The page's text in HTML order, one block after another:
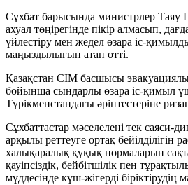
Сұхбат барысында министрлер Таяу
ахуал төңірегінде пікір алмасып,
үйлестіру мен жедел өзара іс-
маңыздылығын атап өтті.
Қазақстан СІМ басшысы
бойынша сындарлы өзара іс-қимыл
Түрікменстандағы әріптестеріне
Сұхбаттастар мәселелені тек саяси-
арқылы реттеуге ортақ бейілділігін
халықаралық құқық нормаларын
қауіпсіздік, бейбітшілік пен
мүддесінде күш-жігерді